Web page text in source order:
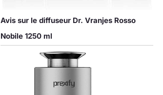
Avis sur le diffuseur Dr. Vranjes Rosso
Nobile 1250 ml